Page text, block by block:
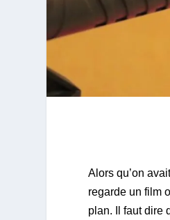
Alors qu’on
regarde un film
plan. Il faut dire